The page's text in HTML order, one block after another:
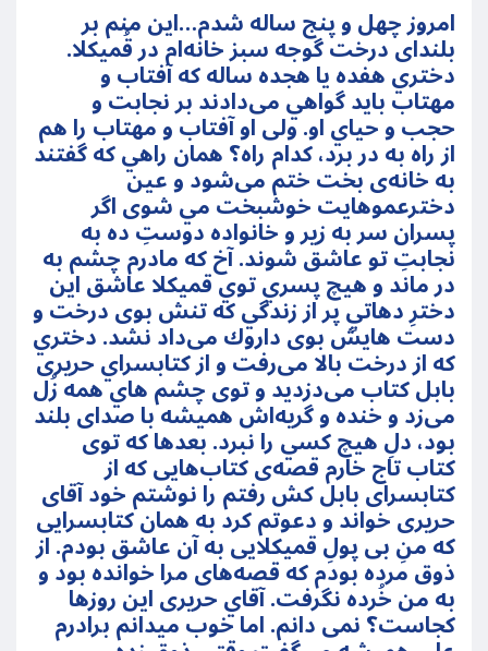
امروز چهل و پنج ساله شدم…اين منم بر
بلندای درخت گوجه سبز خانه‌ام در قُمیکلا.
دختري هفده يا هجده ساله كه آفتاب و
مهتاب بايد گواهي می‌دادند بر نجابت و
حجب و حياي او. ولی او آفتاب و مهتاب را هم
از راه به در برد، كدام راه؟ همان راهي كه گفتند
به خانه‌ی بخت ختم می‌شود و عين
دخترعموهايت خوشبخت مي شوی اگر
پسران سر به زير و خانواده دوستِ ده به
نجابتِ تو عاشق شوند. آخ كه مادرم چشم به
در ماند و هيچ پسري توي قميكلا عاشق اين
دخترِ دهاتيِ پر از زندگي كه تنش بوی درخت و
دست هايش بوی داروك می‌داد نشد. دختري
كه از درخت بالا می‌رفت و از كتابسراي حريری
بابل كتاب می‌دزديد و توی چشم هاي همه زُل
می‌زد و خنده و گريه‌اش هميشه با صدای بلند
بود، دلِ هيچ كسي را نبرد. بعدها كه توی
كتاب تاج خارم قصه‌ی كتاب‌هايی كه از
كتابسرای بابل كش رفتم را نوشتم خود آقای
حريری خواند و دعوتم كرد به همان كتابسرايی
كه منِ بی پولِ قميكلايی به آن عاشق بودم. از
ذوق مرده بودم كه قصه‌های مرا خوانده بود و
به من خُرده نگرفت. آقاي حريری اين روزها
كجاست؟ نمی دانم. اما خوب میدانم برادرم